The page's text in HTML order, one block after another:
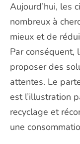
Aujourd’hui, les
nombreux à
mieux et de
Par conséquent,
proposer des
attentes. Le
est l’illustration
recyclage et
une